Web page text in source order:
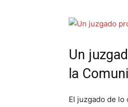
Un
la
El juzgado de